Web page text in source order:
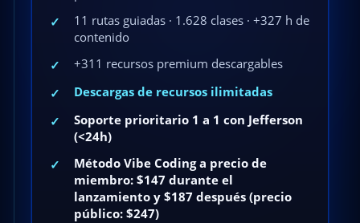
✓
11 rutas guiadas · 1.628 clases · +327 h de
contenido
✓
+311 recursos premium descargables
✓
Descargas de recursos ilimitadas
✓
Soporte prioritario 1 a 1 con Jefferson
(<24h)
✓
Método Vibe Coding a precio de
miembro: $147 durante el
lanzamiento y $187 después (precio
público: $247)